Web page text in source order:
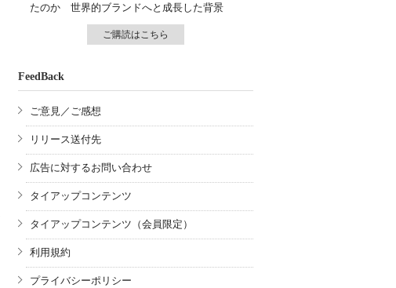
たのか 世界的ブランドへと成長した背景
ご購読はこちら
FeedBack
ご意見／ご感想
リリース送付先
広告に対するお問い合わせ
タイアップコンテンツ
タイアップコンテンツ（会員限定）
利用規約
プライバシーポリシー